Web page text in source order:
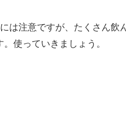
は注意ですが、たくさん
使っていきましょう。